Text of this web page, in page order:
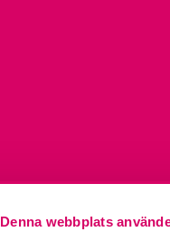
Denna webbplats